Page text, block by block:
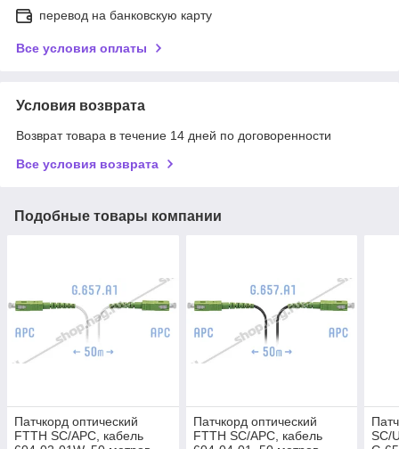
перевод на банковскую карту
Все условия оплаты
Условия возврата
Возврат товара в течение 14 дней по договоренности
Все условия возврата
Подобные товары компании
Патчкорд оптический
FTTH SC/APC, кабель
Патчкорд оптический
FTTH SC/APC, кабель
SC/